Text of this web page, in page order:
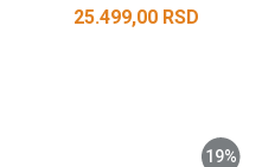
25.499,00 RSD
19%